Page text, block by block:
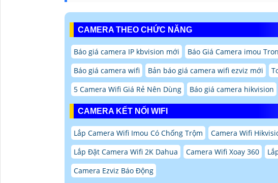
CAMERA THEO CHỨC NĂNG
Báo giá camera IP kbvision mới Báo Giá Camera imou
Báo giá camera wifi
Bản báo giá camera wifi ezviz mới
5 Camera Wifi Giá Rẻ Nên Dùng
Báo giá camera hikvision
CAMERA KẾT NỐI WIFI
Lắp Camera Wifi Imou Có Chống Trộm Camera Wifi
Lắp Đặt Camera Wifi 2K Dahua
Camera Wifi Xoay 360
Camera Ezviz Báo Động